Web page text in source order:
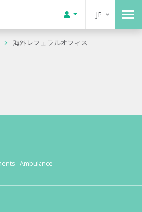
JP
海外レフェラルオフィス
- Ambulance